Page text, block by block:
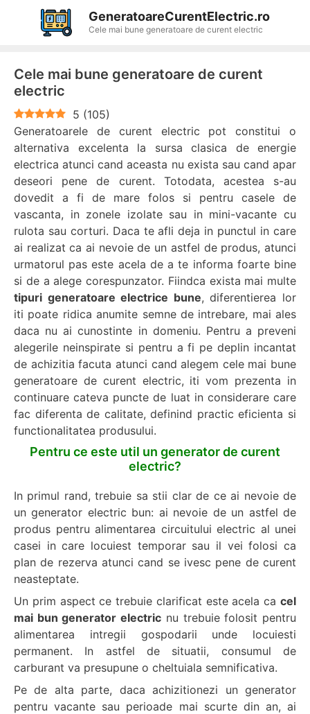
GeneratoareCurentElectric.ro
Cele mai bune generatoare de curent electric
Cele mai bune generatoare de curent
electric
5 (105)
Generatoarele de curent electric pot constitui o
alternativa excelenta la sursa clasica de energie
electrica atunci cand aceasta nu exista sau cand apar
deseori pene de curent. Totodata, acestea s-au
dovedit a fi de mare folos si pentru casele de
vascanta, in zonele izolate sau in mini-vacante cu
rulota sau corturi. Daca te afli deja in punctul in care
ai realizat ca ai nevoie de un astfel de produs, atunci
urmatorul pas este acela de a te informa foarte bine
si de a alege corespunzator. Fiindca exista mai multe
tipuri generatoare electrice bune, diferentierea lor
iti poate ridica anumite semne de intrebare, mai ales
daca nu ai cunostinte in domeniu. Pentru a preveni
alegerile neinspirate si pentru a fi pe deplin incantat
de achizitia facuta atunci cand alegem cele mai bune
generatoare de curent electric, iti vom prezenta in
continuare cateva puncte de luat in considerare care
fac diferenta de calitate, definind practic eficienta si
functionalitatea produsului.
Pentru ce este util un generator de curent
electric?
In primul rand, trebuie sa stii clar de ce ai nevoie de
un generator electric bun: ai nevoie de un astfel de
produs pentru alimentarea circuitului electric al unei
casei in care locuiest temporar sau il vei folosi ca
plan de rezerva atunci cand se ivesc pene de curent
neasteptate.
Un prim aspect ce trebuie clarificat este acela ca cel
mai bun generator electric nu trebuie folosit pentru
alimentarea intregii gospodarii unde locuiesti
permanent. In astfel de situatii, consumul de
carburant va presupune o cheltuiala semnificativa.
Pe de alta parte, daca achizitionezi un generator
pentru vacante sau perioade mai scurte din an, ai